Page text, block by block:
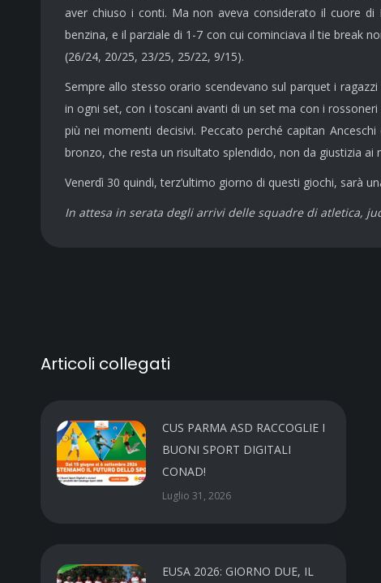
aver chiuso i conti. Ma non aveva considerato il cuore
benzina, e il parziale di 1-7 con cui cominciava il tie break
(26/24, 20/25, 23/25, 25/22, 9/15).
Sempre allo stesso orario scendevano sul parquet i
in ogni set, con i toscani avanti di un set ma con i
più nei momenti decisivi. Peccato perché capitan
bronzo, che resta un risultato splendido, non da giustizia ai
Venerdì 30 quindi, terz’ultimo giorno di questi giochi, sarà
In attesa in serata degli arrivi delle squadre di atletica,
Articoli collegati
CUS PARMA ASD RACCOGLIE I
BUONI SPORT DIGITALI
CONAD!
Luglio 31, 2026
EUSA 2026: GIORNO DUE, IL